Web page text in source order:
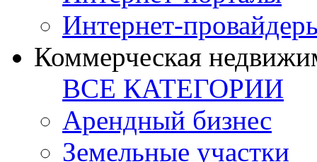
Интернет-
Коммерческая
ВСЕ КАТЕГОРИИ
Арендный бизнес
Земельные участки